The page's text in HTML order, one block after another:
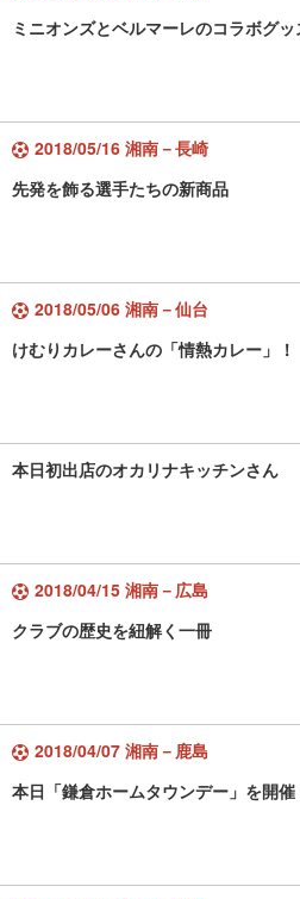
ミニオンズとベルマーレのコラボグッ
2018/05/16 湘南－長崎
先発を飾る選手たちの新商品
2018/05/06 湘南－仙台
けむりカレーさんの「情熱カレー」！
本日初出店のオカリナキッチンさん
2018/04/15 湘南－広島
クラブの歴史を紐解く一冊
2018/04/07 湘南－鹿島
本日「鎌倉ホームタウンデー」を開催